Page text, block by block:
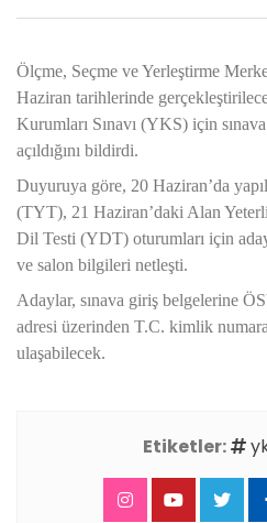
Ölçme, Seçme ve Yerleştirme
Haziran tarihlerinde
Kurumları Sınavı (YKS) için
açıldığını bildirdi.
Duyuruya göre, 20 Haziran’da
(TYT), 21 Haziran’daki Alan
Dil Testi (YDT) oturumları için
ve salon bilgileri netleşti.
Adaylar, sınava giriş belgelerine
adresi üzerinden T.C. kimlik
ulaşabilecek.
Etiketler: